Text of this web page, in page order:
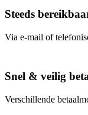
Steeds
Via e-mail of
Snel & veilig
Verschillende